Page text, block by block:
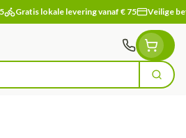
Gratis lokale levering vanaf € 75 Veilige
Zoek